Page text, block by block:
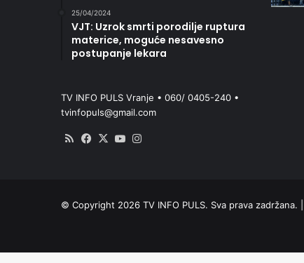
25/04/2024
VJT: Uzrok smrti porodilje ruptura
materice, moguće nesavesno
postupanje lekara
TV INFO PULS Vranje • 060/ 0405-240 •
tvinfopuls@gmail.com
RSS Facebook
X YouTube
© Copyright 2026 TV INFO PULS. Sva prava zadržana. |